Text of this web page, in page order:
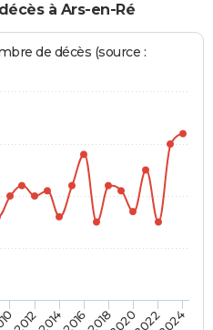
à Ars-en-Ré
de décès (source :
2012201420162018202020222024